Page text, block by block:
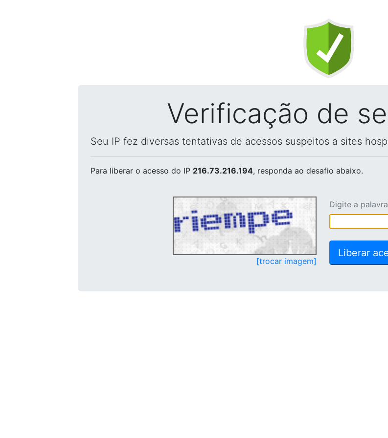
Verificação de
Seu IP fez diversas tentativas de acessos suspeitos a sites
Para liberar o acesso do IP 216.73.216.194, responda ao desafio abaixo.
[trocar imagem]
Digite a